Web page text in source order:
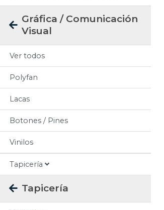
Gráfica / Comunicación
Visual
Ver todos
Polyfan
Lacas
Botones / Pines
Vinilos
Tapicería
Tapicería